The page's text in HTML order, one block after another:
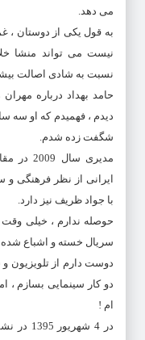
می دهد.
به قول یکی از دوستان ،
نیست می تواند منشا
نسبت به شادی اصالت
حامد بهداد درباره
دیدم ، فهمیدم که او سه
شگفت زده شدم.
مدیری
ایرانی از نظر فرهنگی
با جواد ظریف نیز دارد.
حوصله ندارم ، خیلی
سریال خسته و اشباع شده
دوست دارم از تلویزیون و
دو کار سینمایی بسازم
ام !